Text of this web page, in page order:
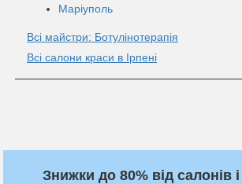
Маріуполь
Всі майстри: Ботулінотерапія
Всі салони краси в Ірпені
Знижки до 80% від салонів